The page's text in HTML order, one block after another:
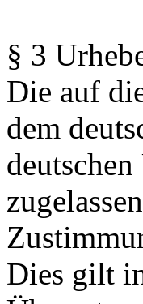
§ 3
Die auf
dem
Dies gilt